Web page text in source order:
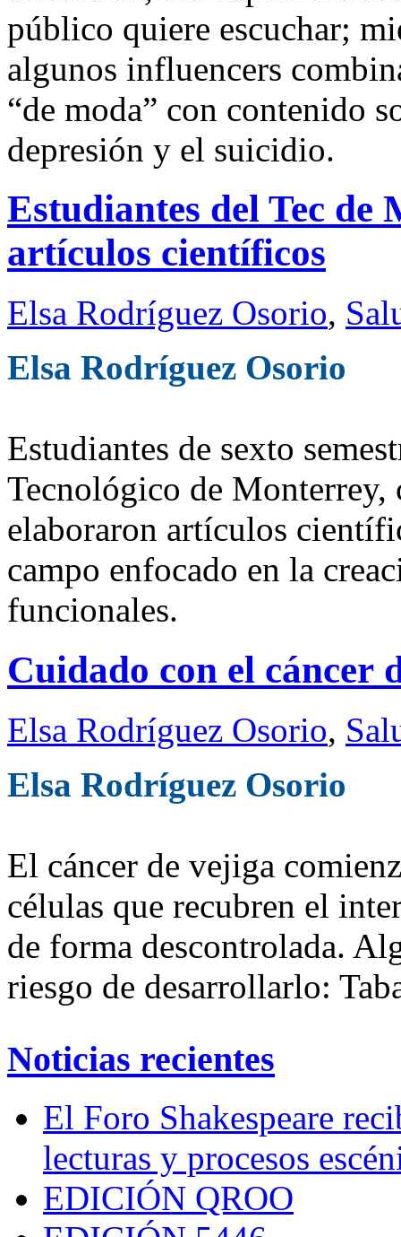
público quiere escuchar;
algunos influencers
“de moda” con contenido
depresión y el suicidio.
Estudiantes del Tec de
artículos científicos
Elsa Rodríguez Osorio,
Elsa Rodríguez Osorio
Estudiantes de sexto
Tecnológico de
elaboraron artículos
campo enfocado en la
funcionales.
Cuidado con el cáncer
Elsa Rodríguez Osorio,
Elsa Rodríguez Osorio
El cáncer de vejiga
células que recubren el
de forma descontrolada.
riesgo de desarrollarlo:
Noticias recientes
El Foro Shakespeare
lecturas y procesos
EDICIÓN QROO